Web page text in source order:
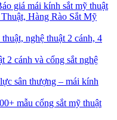
giá mái kính sắt mỹ thuật
Hàng Rào Sắt Mỹ
nghệ thuật 2 cánh, 4
2 cánh và cổng sắt nghệ
sân thượng – mái kính
mẫu cổng sắt mỹ thuật